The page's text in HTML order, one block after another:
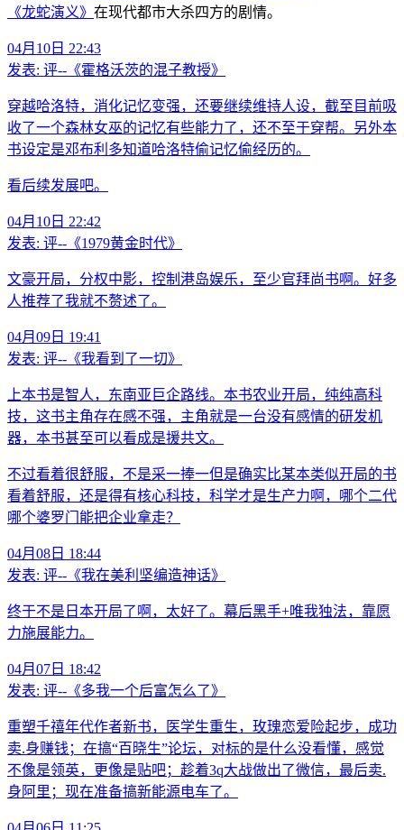
《龙蛇演义》 在现代都市大杀四方的剧情。
04月10日 22:43
发表: 评--《霍格沃茨的混子教授》
穿越哈洛特，消化记忆变强，还要继续维持人设，截至目前吸
收了一个森林女巫的记忆有些能力了，还不至于穿帮。另外本
书设定是邓布利多知道哈洛特偷记忆偷经历的。
看后续发展吧。
04月10日 22:42
发表: 评--《1979黄金时代》
文豪开局，分权中影，控制港岛娱乐，至少官拜尚书啊。好多
人推荐了我就不赘述了。
04月09日 19:41
发表: 评--《我看到了一切》
上本书是智人，东南亚巨企路线。本书农业开局，纯纯高科
技，这书主角存在感不强，主角就是一台没有感情的研发机
器，本书甚至可以看成是援共文。
不过看着很舒服，不是采一捧一但是确实比某本类似开局的书
看着舒服，还是得有核心科技，科学才是生产力啊，哪个二代
哪个婆罗门能把企业拿走？
04月08日 18:44
发表: 评--《我在美利坚编造神话》
终于不是日本开局了啊，太好了。幕后黑手+唯我独法，靠愿
力施展能力。
04月07日 18:42
发表: 评--《多我一个后富怎么了》
重塑千禧年代作者新书，医学生重生，玫瑰恋爱险起步，成功
卖.身赚钱；在搞“百晓生”论坛，对标的是什么没看懂，感觉
不像是领英，更像是贴吧；趁着3q大战做出了微信，最后卖.
身阿里；现在准备搞新能源电车了。